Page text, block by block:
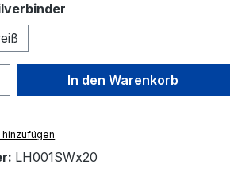
Gib den
In den Warenkorb
LH001SWx20